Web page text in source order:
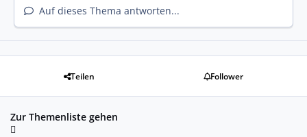
Auf dieses Thema antworten...
Teilen Follower
Zur Themenliste gehen